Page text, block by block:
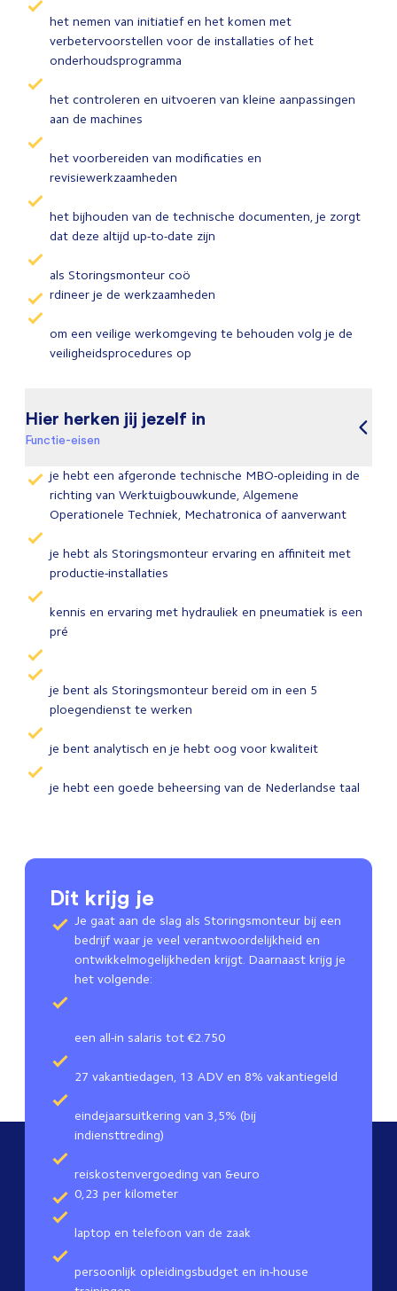
het nemen van initiatief en het komen met
verbetervoorstellen voor de installaties of het
onderhoudsprogramma
het controleren en uitvoeren van kleine aanpassingen
aan de machines
het voorbereiden van modificaties en
revisiewerkzaamheden
het bijhouden van de technische documenten, je zorgt
dat deze altijd up-to-date zijn
als Storingsmonteur coö
rdineer je de werkzaamheden
om een veilige werkomgeving te behouden volg je de
veiligheidsprocedures op
Hier herken jij jezelf in
Functie-eisen
je hebt een afgeronde technische MBO-opleiding in de
richting van Werktuigbouwkunde, Algemene
Operationele Techniek, Mechatronica of aanverwant
je hebt als Storingsmonteur ervaring en affiniteit met
productie-installaties
kennis en ervaring met hydrauliek en pneumatiek is een
pré
je bent als Storingsmonteur bereid om in een 5
ploegendienst te werken
je bent analytisch en je hebt oog voor kwaliteit
je hebt een goede beheersing van de Nederlandse taal
Dit krijg je
Je gaat aan de slag als Storingsmonteur bij een
bedrijf waar je veel verantwoordelijkheid en
ontwikkelmogelijkheden krijgt. Daarnaast krijg je
het volgende:
een all-in salaris tot €2.750
27 vakantiedagen, 13 ADV en 8% vakantiegeld
eindejaarsuitkering van 3,5% (bij
indiensttreding)
reiskostenvergoeding van &euro
0,23 per kilometer
laptop en telefoon van de zaak
persoonlijk opleidingsbudget en in-house